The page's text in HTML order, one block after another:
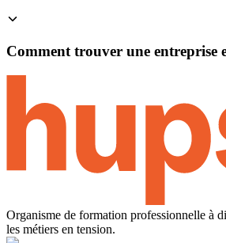
Comment trouver une entreprise
Organisme de formation professionnelle à
les métiers en tension.